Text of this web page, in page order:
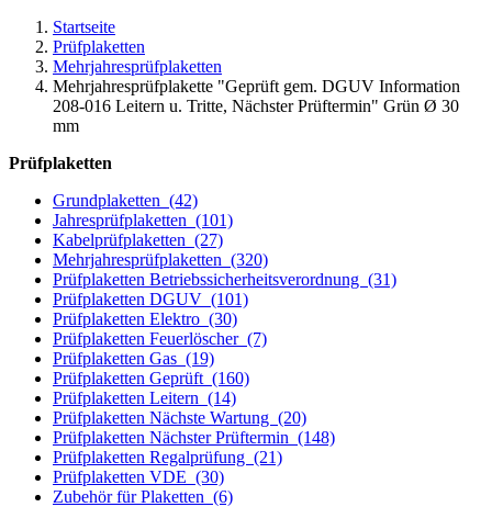
Startseite
Prüfplaketten
Mehrjahresprüfplaketten
Mehrjahresprüfplakette "Geprüft gem. DGUV Information
208-016 Leitern u. Tritte, Nächster Prüftermin" Grün Ø 30
mm
Prüfplaketten
Grundplaketten (42)
Jahresprüfplaketten (101)
Kabelprüfplaketten (27)
Mehrjahresprüfplaketten (320)
Prüfplaketten Betriebssicherheitsverordnung (31)
Prüfplaketten DGUV (101)
Prüfplaketten Elektro (30)
Prüfplaketten Feuerlöscher (7)
Prüfplaketten Gas (19)
Prüfplaketten Geprüft (160)
Prüfplaketten Leitern (14)
Prüfplaketten Nächste Wartung (20)
Prüfplaketten Nächster Prüftermin (148)
Prüfplaketten Regalprüfung (21)
Prüfplaketten VDE (30)
Zubehör für Plaketten (6)